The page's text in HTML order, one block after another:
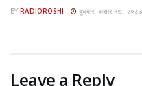
BY RADIOROSHI बुधबार, असार १७, २०८३
Leave a Reply